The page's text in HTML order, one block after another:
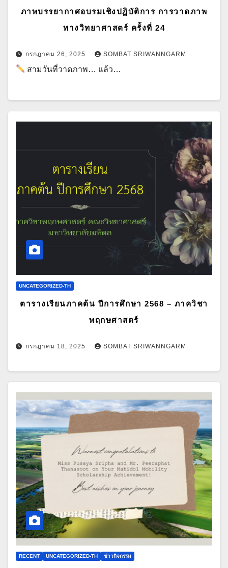
ภาพบรรยากาศอบรมเชิงปฏิบัติการ การวาดภาพ
ทางวิทยาศาสตร์ ครั้งที่ 24
กรกฎาคม 26, 2025 SOMBAT SRIWANNGARM
สามวันที่วาดภาพ… แล้ว…
UNCATEGORIZED-TH
ตารางเรียนภาคต้น ปีการศึกษา 2568 – ภาควิชา
พฤกษศาสตร์
กรกฎาคม 18, 2025 SOMBAT SRIWANNGARM
RECENT UNCATEGORIZED-TH ข่าวกิจกรรม